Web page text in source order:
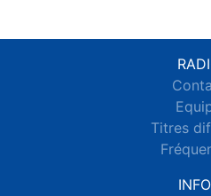
Titres